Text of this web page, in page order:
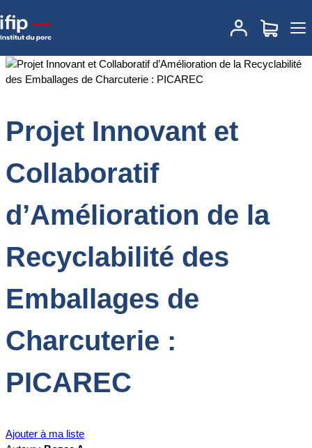
Accueil
Projet Innovant et Collaboratif
d’Amélioration de la Recyclabilité des Emballages de Charcuterie :
Projet Innovant et
Collaboratif
d’Amélioration de la
Recyclabilité des
Emballages de
Charcuterie :
PICAREC
Ajouter à ma liste